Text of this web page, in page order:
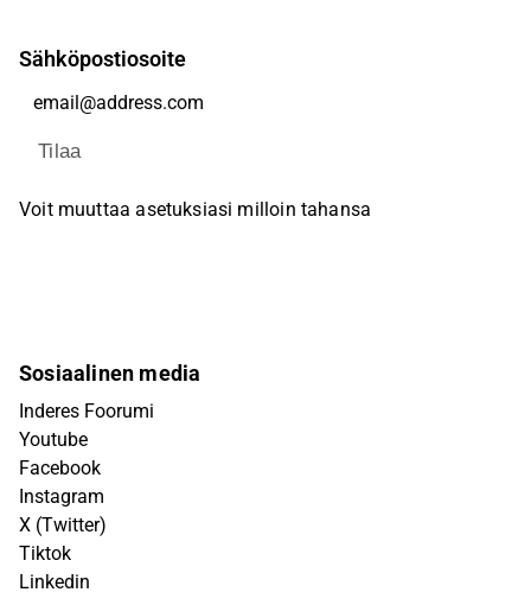
Sähköpostiosoite
Tilaa
Voit muuttaa asetuksiasi milloin tahansa
Sosiaalinen media
Inderes Foorumi
Youtube
Facebook
Instagram
X (Twitter)
Tiktok
Linkedin